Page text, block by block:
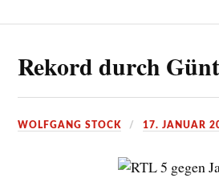
Rekord durch
WOLFGANG STOCK 17. JANUAR